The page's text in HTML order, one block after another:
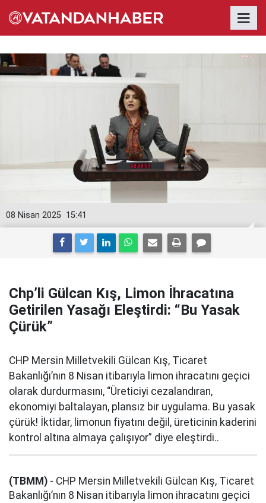
15:41
08 Nisan 2025
Chp’li Gülcan Kış, Limon İhracatına
Getirilen Yasağı Eleştirdi: “Bu Yasak
Çürük”
CHP Mersin Milletvekili Gülcan Kış, Ticaret
Bakanlığı’nın 8 Nisan itibarıyla limon ihracatını geçici
olarak durdurmasını, “Üreticiyi cezalandıran,
ekonomiyi baltalayan, plansız bir uygulama. Bu yasak
çürük! İktidar, limonun fiyatını değil, üreticinin kaderini
kontrol altına almaya çalışıyor” diye eleştirdi..
(TBMM) - CHP Mersin Milletvekili Gülcan Kış, Ticaret
Bakanlığı’nın 8 Nisan itibarıyla limon ihracatını geçici